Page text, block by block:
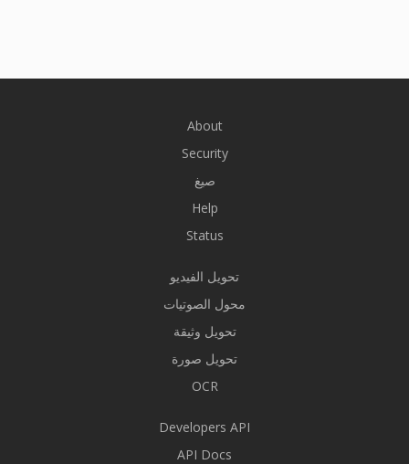
About
Security
صيغ
Help
Status
تحويل الفيديو
محول الصوتيات
تحويل وثيقة
تحويل صورة
OCR
Developers API
API Docs